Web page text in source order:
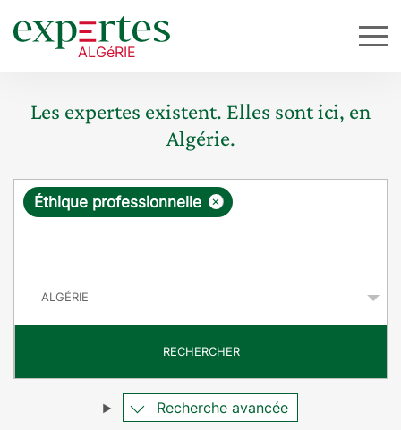
Les expertes existent. Elles sont ici, en
Algérie.
R
ê
e
×
Éthique professionnelle
RECHERCHER
Recherche avancée